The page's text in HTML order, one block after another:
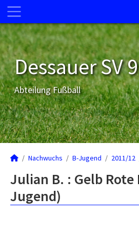
Dessauer SV
Abteilung Fußball
Nachwuchs B-Jugend 2011/12
Julian B. : Gelb Rote
Jugend)